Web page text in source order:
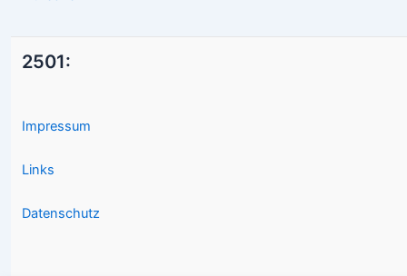
2501:
Impressum
Links
Datenschutz